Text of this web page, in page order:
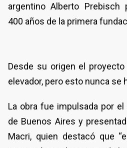
argentino Alberto Prebisch
400 años de la primera
Desde su origen el
elevador, pero esto nunca se
La obra fue impulsada por el
de Buenos Aires y
Macri, quien destacó que